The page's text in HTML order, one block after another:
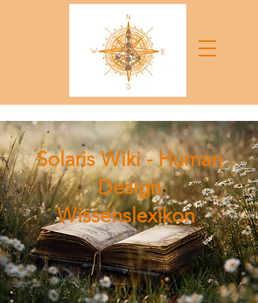
Solaris Wiki - Human
Design
Wissenslexikon